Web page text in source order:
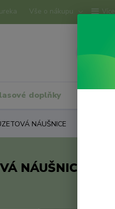
Vše o nákupu Více
doplňky
NÁUŠNICE
NÁUŠNICE